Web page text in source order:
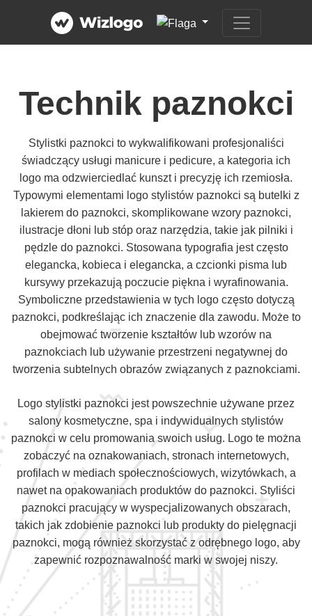
Technik paznokci
Stylistki paznokci to wykwalifikowani profesjonaliści
świadczący usługi manicure i pedicure, a kategoria ich
logo ma odzwierciedlać kunszt i precyzję ich rzemiosła.
Typowymi elementami logo stylistów paznokci są butelki z
lakierem do paznokci, skomplikowane wzory paznokci,
ilustracje dłoni lub stóp oraz narzędzia, takie jak pilniki i
pędzle do paznokci. Stosowana typografia jest często
elegancka, kobieca i elegancka, a czcionki pisma lub
kursywy przekazują poczucie piękna i wyrafinowania.
Symboliczne przedstawienia w tych logo często dotyczą
paznokci, podkreślając ich znaczenie dla zawodu. Może to
obejmować tworzenie kształtów lub wzorów na
paznokciach lub używanie przestrzeni negatywnej do
tworzenia subtelnych obrazów związanych z paznokciami.
Logo stylistki paznokci jest powszechnie używane przez
salony kosmetyczne, spa i indywidualnych stylistów
paznokci w celu promowania swoich usług. Logo te można
zobaczyć na oznakowaniach, stronach internetowych,
profilach w mediach społecznościowych, wizytówkach, a
nawet na opakowaniach produktów do paznokci. Styliści
paznokci pracujący w wyspecjalizowanych obszarach,
takich jak zdobienie paznokci lub produkty do pielęgnacji
paznokci, mogą również skorzystać z odrębnego logo, aby
zapewnić rozpoznawalność marki w swojej niszy.